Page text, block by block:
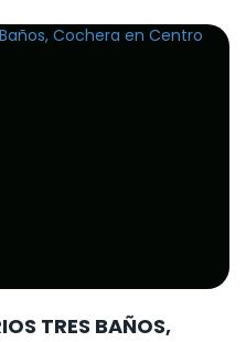
TRES BAÑOS,